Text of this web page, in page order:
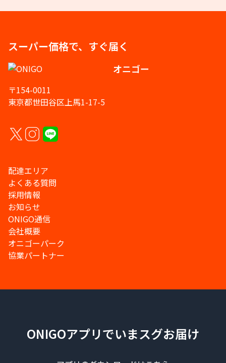
スーパー価格で、すぐ届く
オニゴー
〒154-0011
東京都世田谷区上馬1-17-5
配達エリア
よくある質問
採用情報
お知らせ
ONIGO通信
会社概要
オニゴーパーク
協業パートナー
ONIGOアプリでいまスグお届け